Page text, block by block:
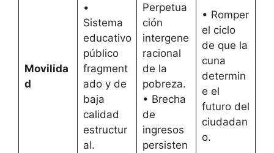
Movilida
d
•
Sistema
educativo
público
fragment
ado y de
baja
calidad
estructur
al.
Perpetua
ción
intergene
racional
de la
pobreza.
• Brecha
de
ingresos
persisten
• Romper
el ciclo
de que la
cuna
determin
e el
futuro del
ciudadan
o.